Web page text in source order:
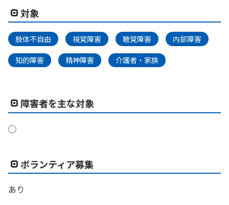
対象
肢体不自由 視覚障害 聴覚障害 内部障害
知的障害 精神障害 介護者・家族
障害者を主な対象
◯
ボランティア募集
あり